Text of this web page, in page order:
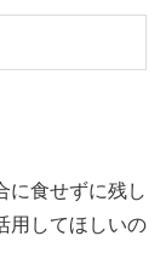
に食せずに残し
用してほしいの